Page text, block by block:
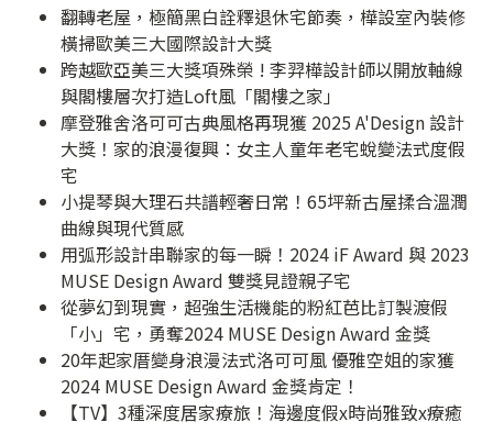
翻轉老屋，極簡黑白詮釋退休宅節奏，樺設室內裝修
橫掃歐美三大國際設計大獎
跨越歐亞美三大獎項殊榮 ! 李羿樺設計師以開放軸線
與閣樓層次打造Loft風「閣樓之家」
摩登雅舍洛可可古典風格再現獲 2025 A'Design 設計
大獎！家的浪漫復興：女主人童年老宅蛻變法式度假
宅
小提琴與大理石共譜輕奢日常！65坪新古屋揉合溫潤
曲線與現代質感
用弧形設計串聯家的每一瞬！2024 iF Award 與 2023
MUSE Design Award 雙獎見證親子宅
從夢幻到現實，超強生活機能的粉紅芭比訂製渡假
「小」宅，勇奪2024 MUSE Design Award 金獎
20年起家厝變身浪漫法式洛可可風 優雅空姐的家獲
2024 MUSE Design Award 金獎肯定！
【TV】3種深度居家療旅！海邊度假x時尚雅致x療癒